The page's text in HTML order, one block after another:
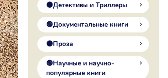
🟠Детективы и Триллеры
🟢Документальные книги
🟠Проза
🟢Научные и научно-
популярные книги